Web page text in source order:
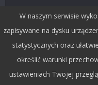
W naszym serwisie
zapisywane na dysku
statystycznych oraz
określić warunki
ustawieniach Twojej